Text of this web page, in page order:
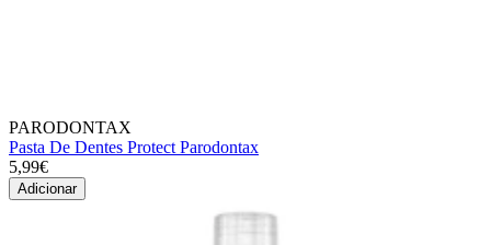
PARODONTAX
Pasta De Dentes Protect Parodontax
5,99€
Adicionar